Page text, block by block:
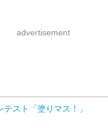
advertisement
スト「塗りマス！」